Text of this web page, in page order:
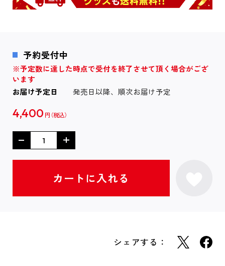
予約受付中
※予定数に達した時点で受付を終了させて頂く場合がござ
います
お届け予定日
発売日以降、順次お届け予定
4,400 円
シェアする：